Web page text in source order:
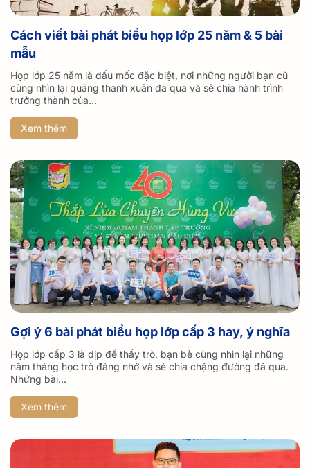
Cách viết bài phát biểu họp lớp 25 năm & 5 bài
mẫu
Họp lớp 25 năm là dấu mốc đặc biệt, nơi những người bạn cũ
cùng nhìn lại quãng thanh xuân đã qua và sẻ chia hành trình
trưởng thành của...
Xem thêm
Gợi ý 6 bài phát biểu họp lớp cấp 3 hay, ý nghĩa
Họp lớp cấp 3 là dịp để thầy trò, bạn bè cùng nhìn lại những
năm tháng học trò đáng nhớ và sẻ chia chặng đường đã qua.
Những bài...
Xem thêm